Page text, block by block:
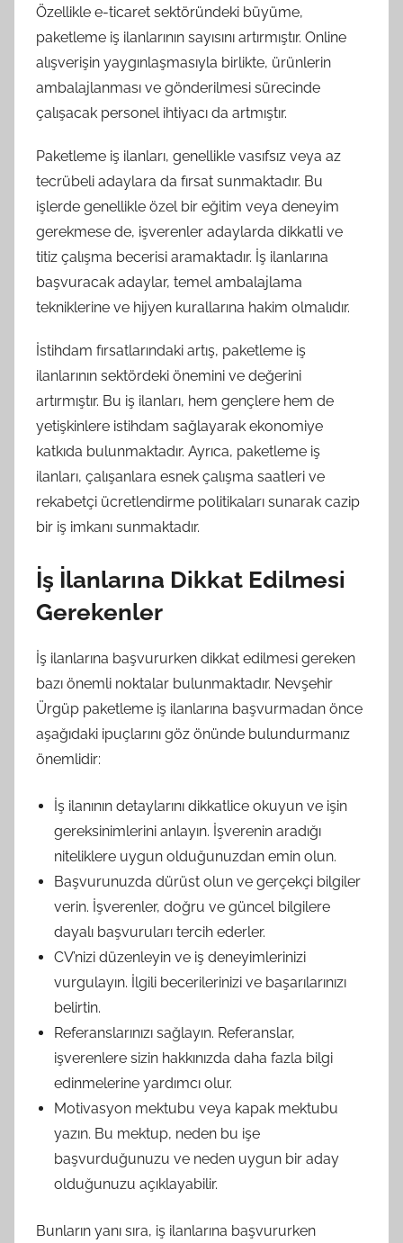
Özellikle e-ticaret sektöründeki büyüme,
paketleme iş ilanlarının sayısını artırmıştır. Online
alışverişin yaygınlaşmasıyla birlikte, ürünlerin
ambalajlanması ve gönderilmesi sürecinde
çalışacak personel ihtiyacı da artmıştır.
Paketleme iş ilanları, genellikle vasıfsız veya az
tecrübeli adaylara da fırsat sunmaktadır. Bu
işlerde genellikle özel bir eğitim veya deneyim
gerekmese de, işverenler adaylarda dikkatli ve
titiz çalışma becerisi aramaktadır. İş ilanlarına
başvuracak adaylar, temel ambalajlama
tekniklerine ve hijyen kurallarına hakim olmalıdır.
İstihdam fırsatlarındaki artış, paketleme iş
ilanlarının sektördeki önemini ve değerini
artırmıştır. Bu iş ilanları, hem gençlere hem de
yetişkinlere istihdam sağlayarak ekonomiye
katkıda bulunmaktadır. Ayrıca, paketleme iş
ilanları, çalışanlara esnek çalışma saatleri ve
rekabetçi ücretlendirme politikaları sunarak cazip
bir iş imkanı sunmaktadır.
İş İlanlarına Dikkat Edilmesi
Gerekenler
İş ilanlarına başvururken dikkat edilmesi gereken
bazı önemli noktalar bulunmaktadır. Nevşehir
Ürgüp paketleme iş ilanlarına başvurmadan önce
aşağıdaki ipuçlarını göz önünde bulundurmanız
önemlidir:
İş ilanının detaylarını dikkatlice okuyun ve işin
gereksinimlerini anlayın. İşverenin aradığı
niteliklere uygun olduğunuzdan emin olun.
Başvurunuzda dürüst olun ve gerçekçi bilgiler
verin. İşverenler, doğru ve güncel bilgilere
dayalı başvuruları tercih ederler.
CV’nizi düzenleyin ve iş deneyimlerinizi
vurgulayın. İlgili becerilerinizi ve başarılarınızı
belirtin.
Referanslarınızı sağlayın. Referanslar,
işverenlere sizin hakkınızda daha fazla bilgi
edinmelerine yardımcı olur.
Motivasyon mektubu veya kapak mektubu
yazın. Bu mektup, neden bu işe
başvurduğunuzu ve neden uygun bir aday
olduğunuzu açıklayabilir.
Bunların yanı sıra, iş ilanlarına başvururken